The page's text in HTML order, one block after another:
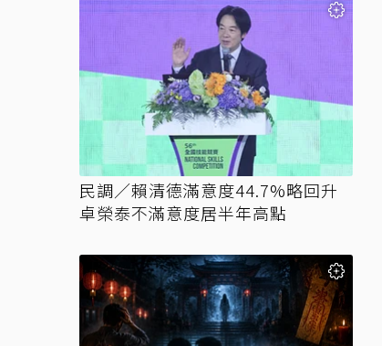
民調／賴清德滿意度44.7%略回升
卓榮泰不滿意度居半年高點